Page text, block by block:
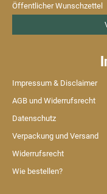
Öffentlicher Wunschzettel
Impressum & Disclaimer
AGB und Widerrufsrecht
Datenschutz
Verpackung und Versand
Widerrufsrecht
Wie bestellen?